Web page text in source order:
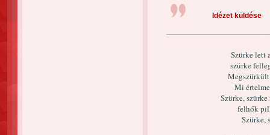
Idézet küldése
Szürke lett
szürke
Mi
Szürke,
felhők
Szürke,